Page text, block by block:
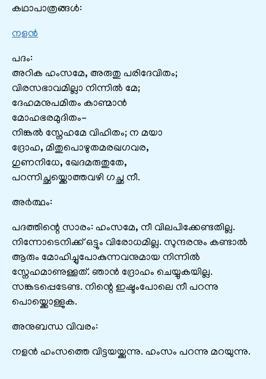
കഥാപാത്രങ്ങൾ:
നളൻ
പദം:
അറിക ഹംസമേ, അരുതു പരിദേവിതം;
വിരസഭാവമില്ലാ നിന്നിൽ മേ;
ദേഹമനുപമിതം കാണ്മാൻ
മോഹഭരമുദിതം-
നിങ്കൽ സ്നേഹമേ വിഹിതം; ന മയാ
ദ്രോഹ, മിതുപൊഴുതമരഖഗവര,
ഗുണനിധേ, ഖേദമരുതുതേ,
പറന്നിച്ഛയ്ക്കൊത്തവഴി ഗച്ഛ നീ.
അർത്ഥം:
പദത്തിന്റെ സാരം: ഹംസമേ, നീ വിലപിക്കേണ്ടതില്ല.
നിന്നോടെനിക്ക്‌ ഒട്ടും വിരോധമില്ല. സുന്ദരനും കണ്ടാൽ
ആരും മോഹിച്ചുപോകുന്നവനുമായ നിന്നിൽ
സ്നേഹമാണുള്ളത്‌. ഞാൻ ദ്രോഹം ചെയ്യുകയില്ല.
സങ്കടപ്പെടേണ്ട. നിന്റെ ഇഷ്ടംപോലെ നീ പറന്നു
പൊയ്ക്കൊള്ളുക.
അനുബന്ധ വിവരം:
നളൻ ഹംസത്തെ വിട്ടയയ്ക്കുന്നു. ഹംസം പറന്നു മറയുന്നു.